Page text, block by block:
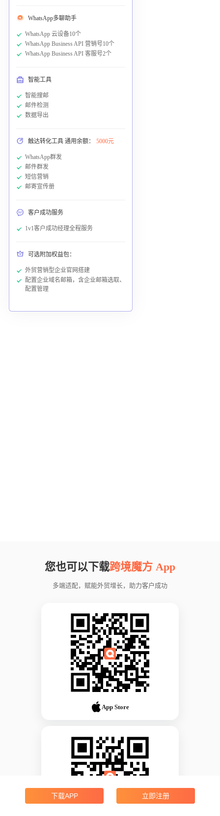
WhatsApp多聊助手
WhatsApp 云设备10个
WhatsApp Business API 营销号10个
WhatsApp Business API 客服号2个
智能工具
智能搜邮
邮件检测
数据导出
触达转化工具 通用余额： 5000元
WhatsApp群发
邮件群发
短信营销
邮寄宣传册
客户成功服务
1v1客户成功经理全程服务
可选附加权益包：
外贸营销型企业官网搭建
配置企业域名邮箱，含企业邮箱选取、
配置管理
您也可以下载跨境魔方 App
多端适配，赋能外贸增长，助力客户成功
App Store
下载APP 立即注册